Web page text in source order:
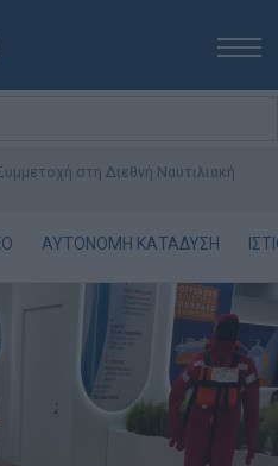
2025
στη Διεθνή Ναυτιλιακή
ΑΥΤΟΝΟΜΗ ΚΑΤΑΔΥΣΗ